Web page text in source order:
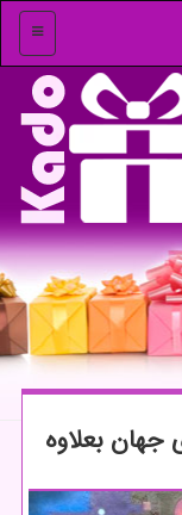
منو
جهان بعلاوه